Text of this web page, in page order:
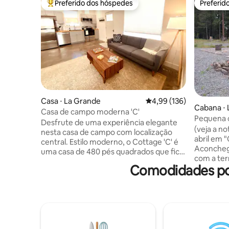
Entre os melhores preferidos dos hóspedes
Preferido dos hóspedes
Casa ⋅ La Grande 4,99 de uma avaliação
4,99 (136)
Casa de campo moderna 'C'
Desfrute de uma experiência elegante
nesta casa de campo com localização
central. Estilo moderno, o Cottage 'C' é
uma casa de 480 pés quadrados que fica
construção com cozinha completa,
com vista para a montanha localizada a
Cabana ⋅
Pequena
energia
(veja a
abril em
com a
solar
Afaste-
Comodidades